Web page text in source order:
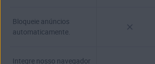
Bloqueie anúncios
automaticamente.
Integre nosso navegador